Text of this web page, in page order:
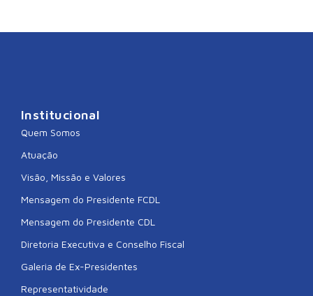
Institucional
Quem Somos
Atuação
Visão, Missão e Valores
Mensagem do Presidente FCDL
Mensagem do Presidente CDL
Diretoria Executiva e Conselho Fiscal
Galeria de Ex-Presidentes
Representatividade